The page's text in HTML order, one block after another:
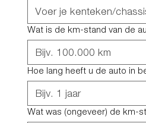
Wat is de km-stand van de
Hoe lang heeft u de auto in
Wat was (ongeveer) de km-